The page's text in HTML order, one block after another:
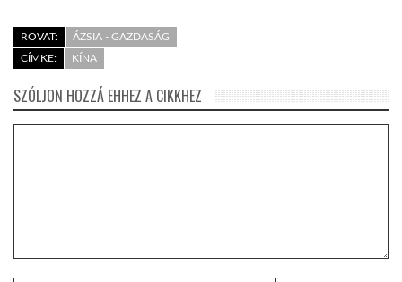
GLOBOBOOK
ROVAT:
ÁZSIA - GAZDASÁG
CÍMKE:
KÍNA
SZÓLJON HOZZÁ EHHEZ A CIKKHEZ